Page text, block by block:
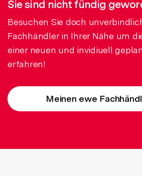
Sie sind nicht fündig
Besuchen Sie doch
Fachhändler in Ihrer Nähe um
einer neuen und invidiuell
erfahren!
Meinen ewe